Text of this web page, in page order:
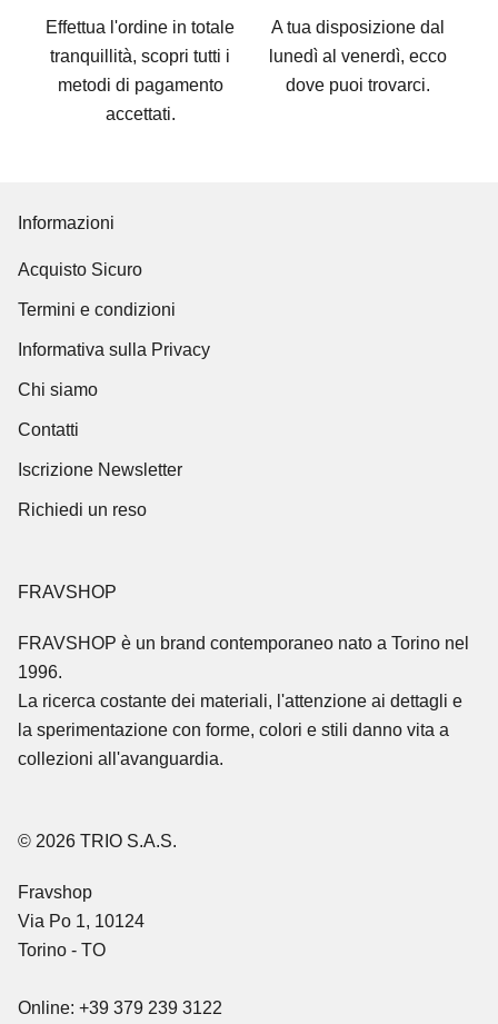
Effettua l'ordine in totale
tranquillità, scopri tutti i
metodi di pagamento
accettati.
A tua disposizione dal
lunedì al venerdì, ecco
dove puoi trovarci.
Informazioni
Acquisto Sicuro
Termini e condizioni
Informativa sulla Privacy
Chi siamo
Contatti
Iscrizione Newsletter
Richiedi un reso
FRAVSHOP
FRAVSHOP è un brand contemporaneo nato a Torino nel
1996.
La ricerca costante dei materiali, l'attenzione ai dettagli e
la sperimentazione con forme, colori e stili danno vita a
collezioni all'avanguardia.
© 2026 TRIO S.A.S.
Fravshop
Via Po 1, 10124
Torino - TO
Online: +39 379 239 3122